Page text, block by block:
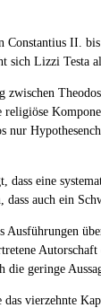
Constantius II.
sich Lizzi Testa
eine
auch ein
Ausführungen
Autorschaft
geringe
vierzehnte